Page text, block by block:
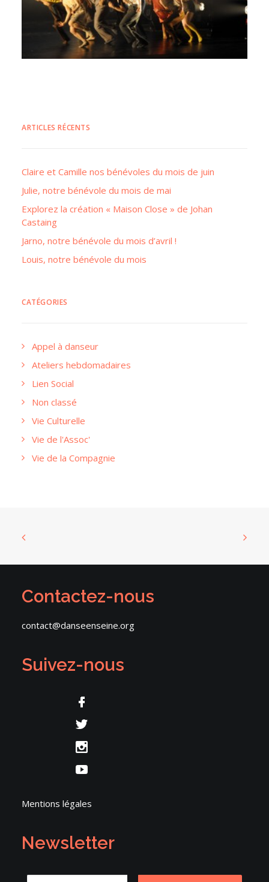
ARTICLES RÉCENTS
Claire et Camille nos bénévoles du mois de juin
Julie, notre bénévole du mois de mai
Explorez la création « Maison Close » de Johan
Castaing
Jarno, notre bénévole du mois d’avril !
Louis, notre bénévole du mois
CATÉGORIES
Appel à danseur
Ateliers hebdomadaires
Lien Social
Non classé
Vie Culturelle
Vie de l'Assoc'
Vie de la Compagnie
Contactez-nous
contact@danseenseine.org
Suivez-nous
Mentions légales
Newsletter